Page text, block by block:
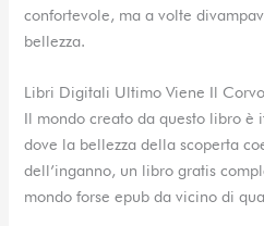
confortevole, ma a volte
bellezza.
Libri Digitali Ultimo Viene Il
Il mondo creato da questo libro è
dove la bellezza della scoperta
dell’inganno, un libro gratis
mondo forse epub da vicino di